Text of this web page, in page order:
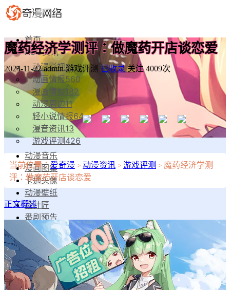
首页
ACG资讯
动漫影视81
动画情报560
漫画情报182
动漫周边11
轻小说情报64
漫音资讯13
游戏评测426
动漫音乐
漫画图集
卡通头像
动漫壁纸
设计匠
番剧预告
漫物工坊
漫家人
工具集
导航工具集
设计导航
魔药经济学测评：做魔药开店谈恋爱
2024-11-22 admin 游戏评测 已收录 关注 4009次
当前位置：爱奇漫 > 动漫资讯 > 游戏评测 > 魔药经济学测
评：做魔药开店谈恋爱
正文概述